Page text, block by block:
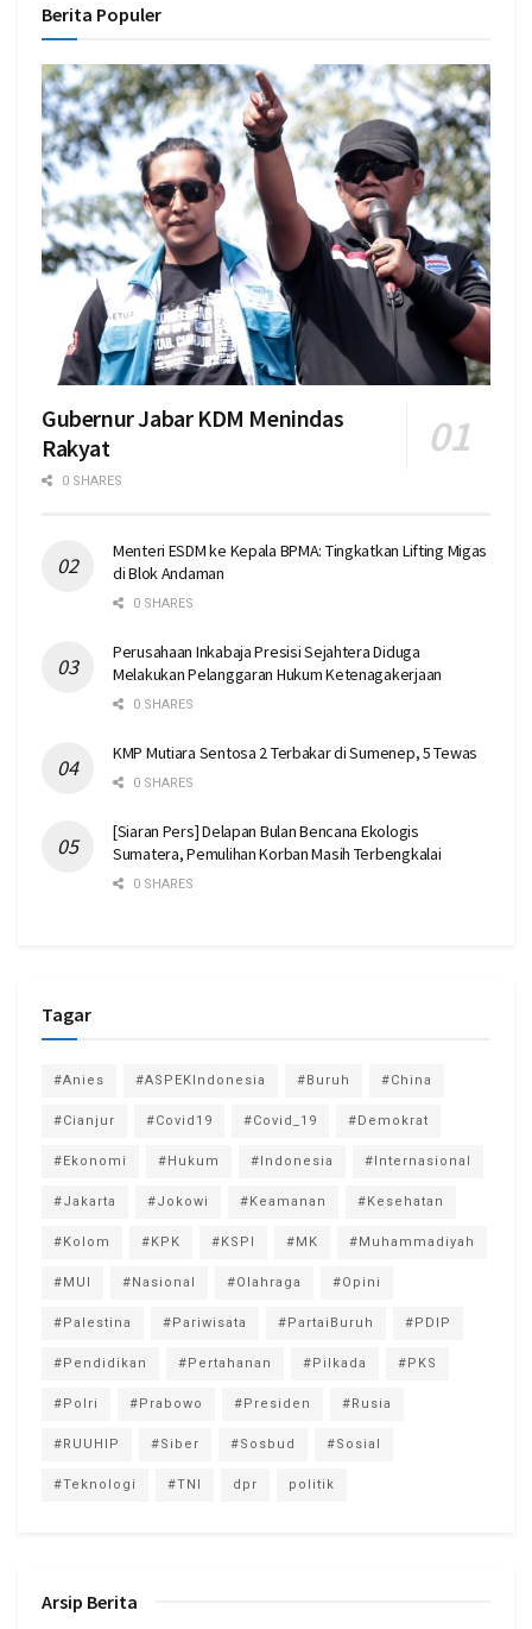
Berita Populer
Gubernur Jabar KDM Menindas
Rakyat
0 SHARES
Menteri ESDM ke Kepala BPMA: Tingkatkan Lifting Migas
di Blok Andaman
0 SHARES
Perusahaan Inkabaja Presisi Sejahtera Diduga
Melakukan Pelanggaran Hukum Ketenagakerjaan
0 SHARES
KMP Mutiara Sentosa 2 Terbakar di Sumenep, 5 Tewas
0 SHARES
[Siaran Pers] Delapan Bulan Bencana Ekologis
Sumatera, Pemulihan Korban Masih Terbengkalai
0 SHARES
Tagar
#Anies #ASPEKIndonesia #Buruh #China
#Cianjur #Covid19 #Covid_19 #Demokrat
#Ekonomi #Hukum #Indonesia #Internasional
#Jakarta #Jokowi #Keamanan #Kesehatan
#Kolom #KPK #KSPI #MK #Muhammadiyah
#MUI #Nasional #Olahraga #Opini
#Palestina #Pariwisata #PartaiBuruh #PDIP
#Pendidikan #Pertahanan #Pilkada #PKS
#Polri #Prabowo #Presiden #Rusia
#RUUHIP #Siber #Sosbud #Sosial
#Teknologi #TNI dpr politik
Arsip Berita